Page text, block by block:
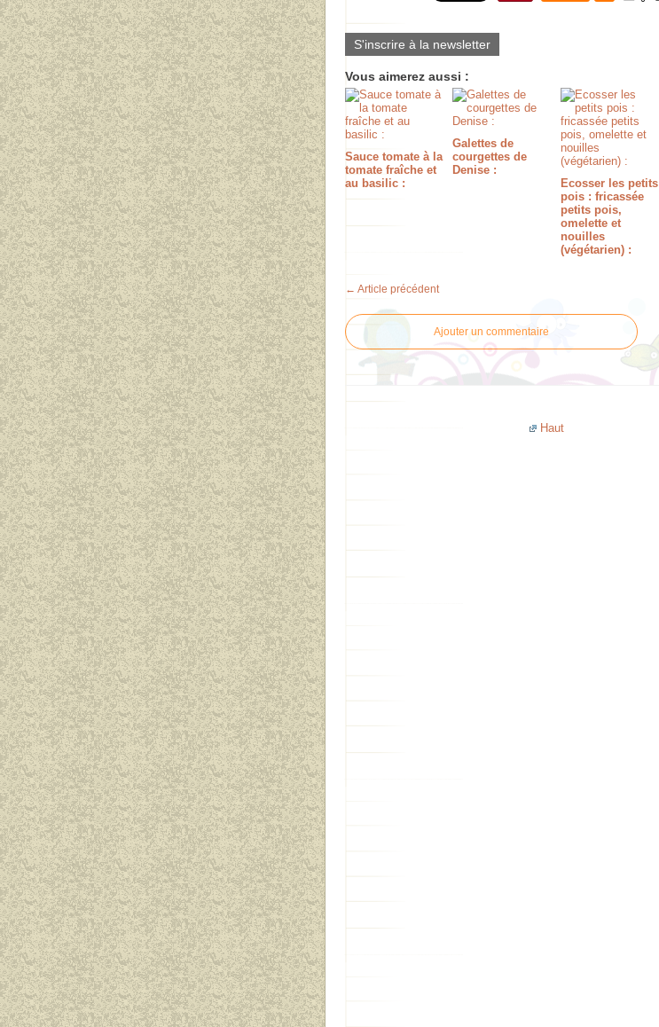
S'inscrire à la newsletter
Vous aimerez aussi :
Sauce tomate à la
tomate fraîche et
au basilic :
Galettes de
courgettes de
Denise :
Ecosser les petits
pois : fricassée
petits pois,
omelette et
nouilles
(végétarien) :
← Article précédent
Ajouter un commentaire
Haut